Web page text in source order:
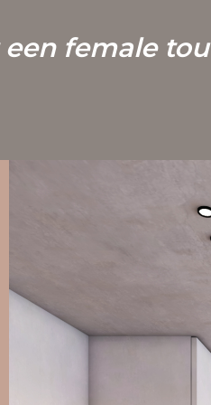
female